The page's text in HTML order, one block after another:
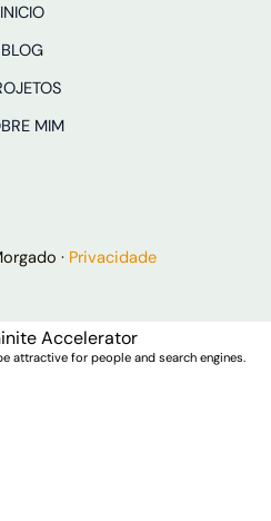
INICIO
BLOG
MIM
· Privacidade
Accelerator
attractive for people and search engines.